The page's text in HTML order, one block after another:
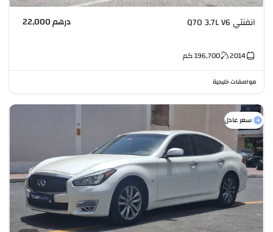
انفنتي Q70 3.7L V6 درهم 22,000
2014
196,700كم
مواصفات خليجية
سعر عادل